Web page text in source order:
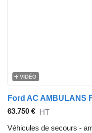
VIDÉO
Ford AC AMBULANS
63.750 € HT
Véhicules de secours -